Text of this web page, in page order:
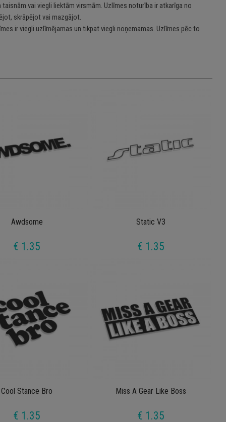
vai viegli liektām virsmām. Uzlīmes noturība ir atkarīga no
skrāpējot vai mazgājot.
ir viegli uzlīmējamas un tikpat viegli noņemamas. Uzlīmes pēc to
Awdsome
€ 1.35
Static V3
€ 1.35
Cool Stance Bro
€ 1.35
Miss A Gear Like Boss
€ 1.35